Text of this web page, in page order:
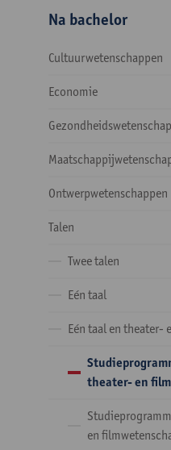
Na bachelor
Cultuurwetenschappen
Economie
Ontwerpwetenschappen
Talen
Twee talen
Eén taal
Eén taal en theater-
theater- en
en